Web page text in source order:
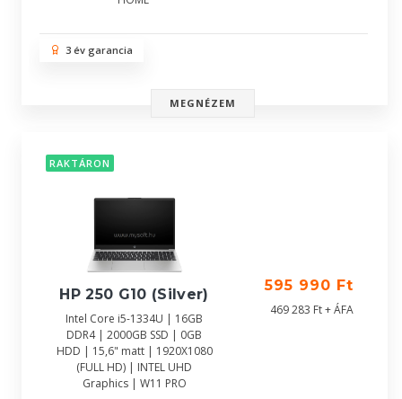
3 év garancia
MEGNÉZEM
RAKTÁRON
HP 250 G10 (Silver)
Intel Core i5-1334U | 16GB
DDR4 | 2000GB SSD | 0GB
HDD | 15,6" matt | 1920X1080
(FULL HD) | INTEL UHD
Graphics | W11 PRO
595 990 Ft
469 283 Ft + ÁFA